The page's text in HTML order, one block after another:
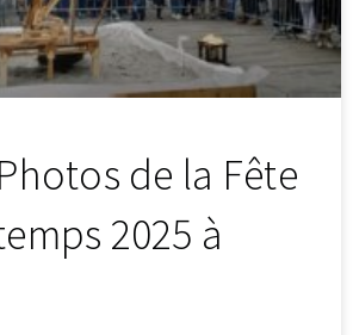
de la Fête
2025 à